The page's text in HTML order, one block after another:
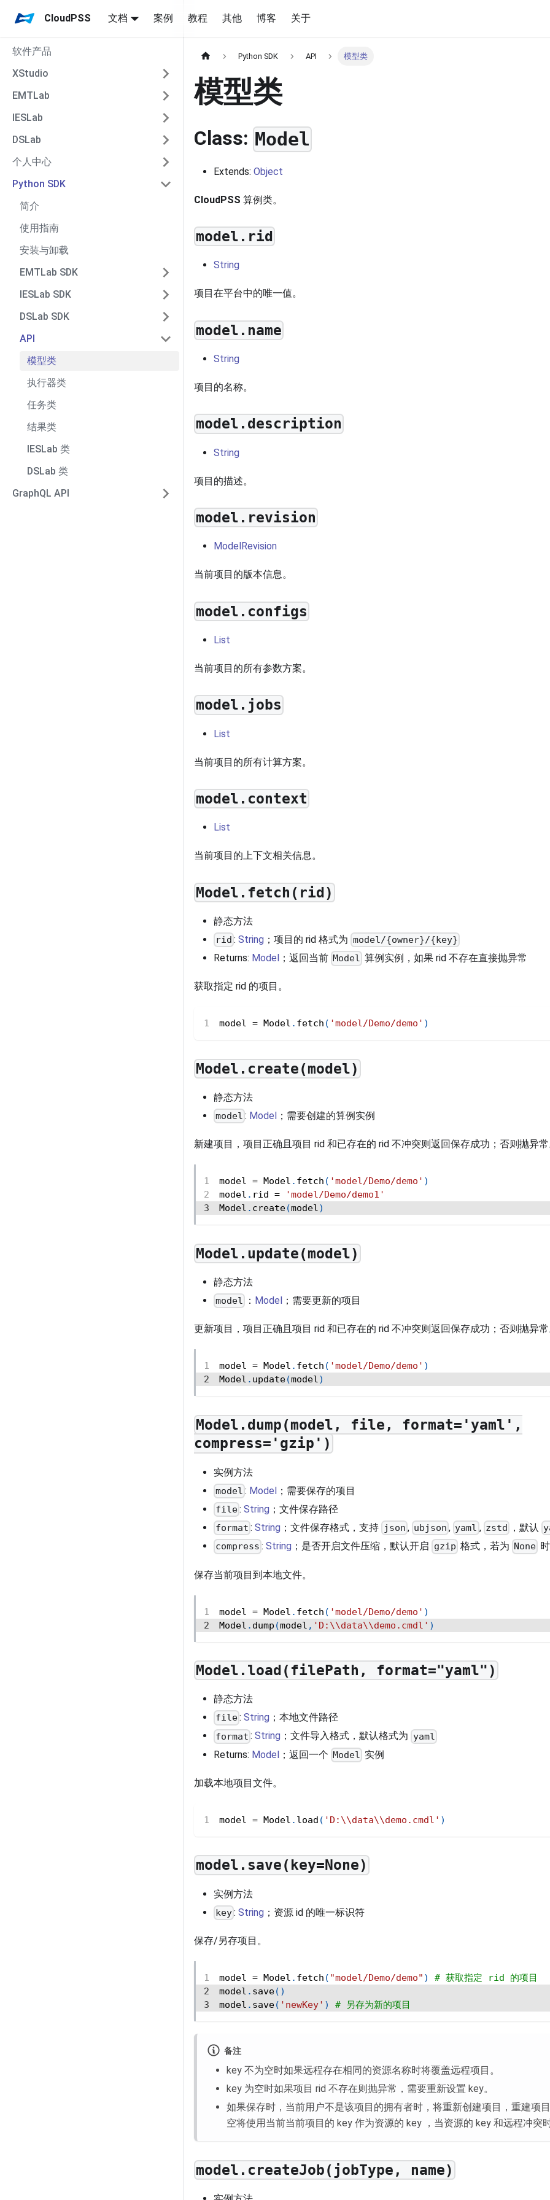
CloudPSS 文档 案例 教程 其他 博客 关于
软件产品
XStudio
EMTLab
IESLab
DSLab
个人中心
Python SDK
简介
使用指南
安装与卸载
EMTLab SDK
IESLab SDK
DSLab SDK
API
模型类
执行器类
任务类
结果类
IESLab 类
DSLab 类
GraphQL API
Python SDK API 模型类
模型类
Class: Model
Extends: Object
CloudPSS 算例类。
model.rid
String
项目在平台中的唯一值。
model.name
String
项目的名称。
model.description
String
项目的描述。
model.revision
ModelRevision
当前项目的版本信息。
model.configs
List
当前项目的所有参数方案。
model.jobs
List
当前项目的所有计算方案。
model.context
List
当前项目的上下文相关信息。
Model.fetch(rid)
静态方法
rid :String ；项目的 rid 格式为 model/{owner}/{key}
Returns: Model ；返回当前 Model 算例实例，如果 rid 不存在直接抛异常
获取指定 rid 的项目。
model = Model . fetch ( 'model/Demo/demo' )
Model.create(model)
静态方法
model : Model ；需要创建的算例实例
新建项目，项目正确且项目 rid 和已存在的 rid 不冲突则返回保存成功；否则抛异常
model = Model . fetch ( 'model/Demo/demo' )
model . rid =
'model/Demo/demo1'
Model . create(model)
Model.update(model)
静态方法
model ： Model ；需要更新的项目
更新项目，项目正确且项目 rid 和已存在的 rid 不冲突则返回保存成功；否则抛异常
model = Model . fetch ( 'model/Demo/demo' )
Model . update(model)
Model.dump(model, file, format='yaml',
compress='gzip')
实例方法
model : Model ；需要保存的项目
file:String ；文件保存路径
format :String ；文件保存格式，支持 json , ubjson , yaml , zstd ，默认
compress :String ；是否开启文件压缩，默认开启 gzip 格式，若为 None
保存当前项目到本地文件。
model = Model . fetch ( 'model/Demo/demo' )
Model . dump (model , 'D:\\data\\demo.cmdl' )
Model.load(filePath, format="yaml")
静态方法
file:String ；本地文件路径
format :String ；文件导入格式，默认格式为 yaml
Returns: Model ；返回一个 Model 实例
加载本地项目文件。
model = Model . load ( 'D:\\data\\demo.cmdl' )
model.save(key=None)
实例方法
key:String ；资源 id 的唯一标识符
保存/另存项目。
model = Model . fetch ( "model/Demo/demo" )
# 获取指定 rid 的项目
model . save( )
model . save( 'newKey' ) # 另存为新的项目
备注
key 不为空时如果远程存在相同的资源名称时将覆盖远程项目。
key 为空时如果项目 rid 不存在则抛异常，需要重新设置 key。
如果保存时，当前用户不是该项目的拥有者时，将重新创建项目，重建项
空将使用当前当前项目的 key 作为资源的 key ，当资源的 key 和远程冲突
model.createJob(jobType, name)